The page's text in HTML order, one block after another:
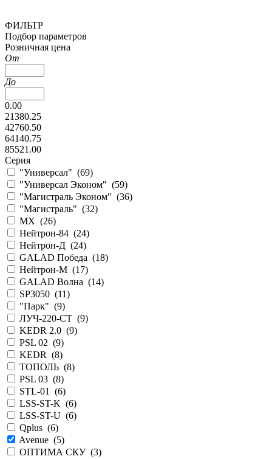
ФИЛЬТР
Подбор параметров
Розничная цена
От
До
0.00
21380.25
42760.50
64140.75
85521.00
Серия
"Универсал" (69)
"Универсал Эконом" (59)
"Магистраль Эконом" (36)
"Магистраль" (32)
MX (26)
Нейтрон-84 (24)
Нейтрон-Д (24)
GALAD Победа (18)
Нейтрон-М (17)
GALAD Волна (14)
SP3050 (11)
"Парк" (9)
ЛУЧ-220-СТ (9)
KEDR 2.0 (9)
PSL 02 (9)
KEDR (8)
ТОПОЛЬ (8)
PSL 03 (8)
STL-01 (6)
LSS-ST-K (6)
LSS-ST-U (6)
Qplus (6)
Avenue (5)
ОПТИМА СКУ (3)